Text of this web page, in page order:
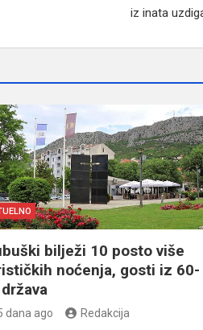
iz inata
bilježi 10 posto više
noćenja, gosti iz 60-
dana ago Redakcija